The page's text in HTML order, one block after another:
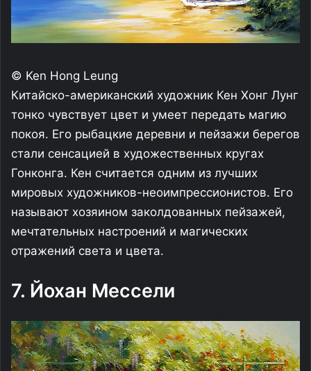
© Ken Hong Leung
Китайско-американский художник Кен Хонг Лунг
тонко чувствует цвет и умеет передать магию
покоя. Его рыбацкие деревни и пейзажи берегов
стали сенсацией в художественных кругах
Гонконга. Кен считается одним из лучших
мировых художников-неоимпрессионистов. Его
называют хозяином заколдованных пейзажей,
мечтательных настроений и магических
отражений света и цвета.
7. Йохан Мессели